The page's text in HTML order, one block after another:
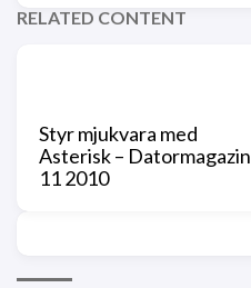
RELATED CONTENT
Styr mjukvara med
Asterisk – Datormagazin
11 2010